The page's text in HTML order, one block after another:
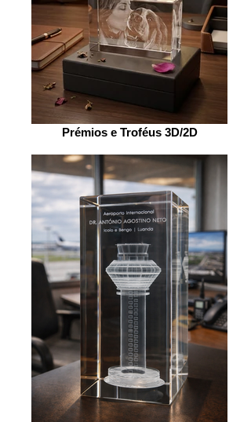
Prémios e Troféus 3D/2D